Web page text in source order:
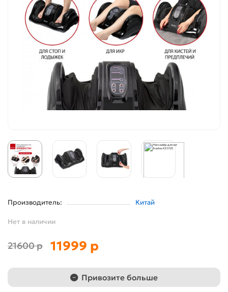
Производитель: Китай
Нет в наличии
21600 р 11999 р
Привозите больше